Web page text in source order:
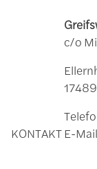
KONTAKT
c/o
E-